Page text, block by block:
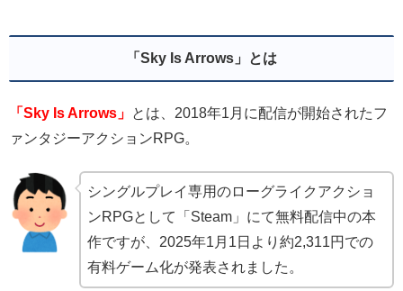
「Sky Is Arrows」とは
「Sky Is Arrows」 とは、2018年1月に配信が開始されたフ
ァンタジーアクションRPG。
シングルプレイ専用のローグライクアクショ
ンRPGとして「Steam」にて無料配信中の本
作ですが、2025年1月1日より約2,311円での
有料ゲーム化が発表されました。